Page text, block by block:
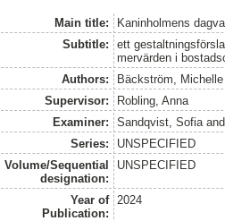
Main title:
Kaninholmens
Subtitle:
ett
mervärden i
Authors:
Bäckström, Michelle
Supervisor:
Robling, Anna
Examiner:
Sandqvist, Sofia
Series:
UNSPECIFIED
Volume/Sequential
designation:
UNSPECIFIED
Year of
Publication:
2024